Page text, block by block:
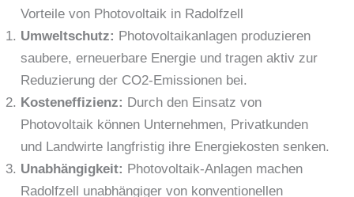
Vorteile von Photovoltaik in Radolfzell
Umweltschutz: Photovoltaikanlagen produzieren
saubere, erneuerbare Energie und tragen aktiv zur
Reduzierung der CO2-Emissionen bei.
Kosteneffizienz: Durch den Einsatz von
Photovoltaik können Unternehmen, Privatkunden
und Landwirte langfristig ihre Energiekosten senken.
Unabhängigkeit: Photovoltaik-Anlagen machen
Radolfzell unabhängiger von konventionellen